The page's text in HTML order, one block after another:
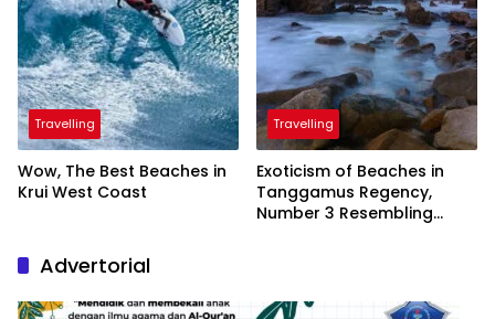
Travelling
Wow, The Best Beaches in
Krui West Coast
Travelling
Exoticism of Beaches in
Tanggamus Regency,
Number 3 Resembling
Advertorial